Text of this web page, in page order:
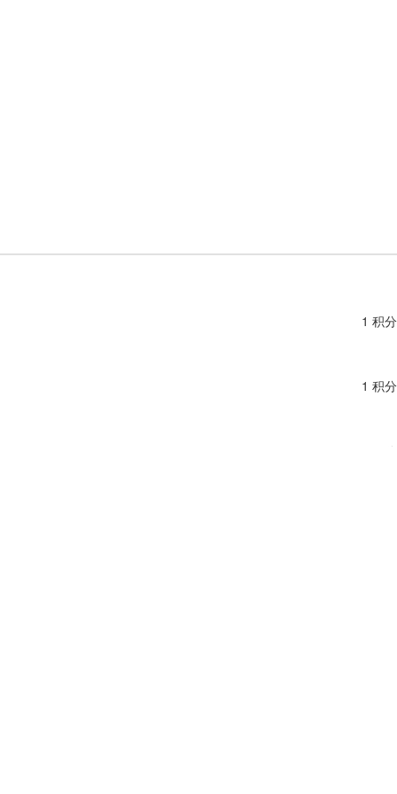
1 积分
1 积分
0 积分